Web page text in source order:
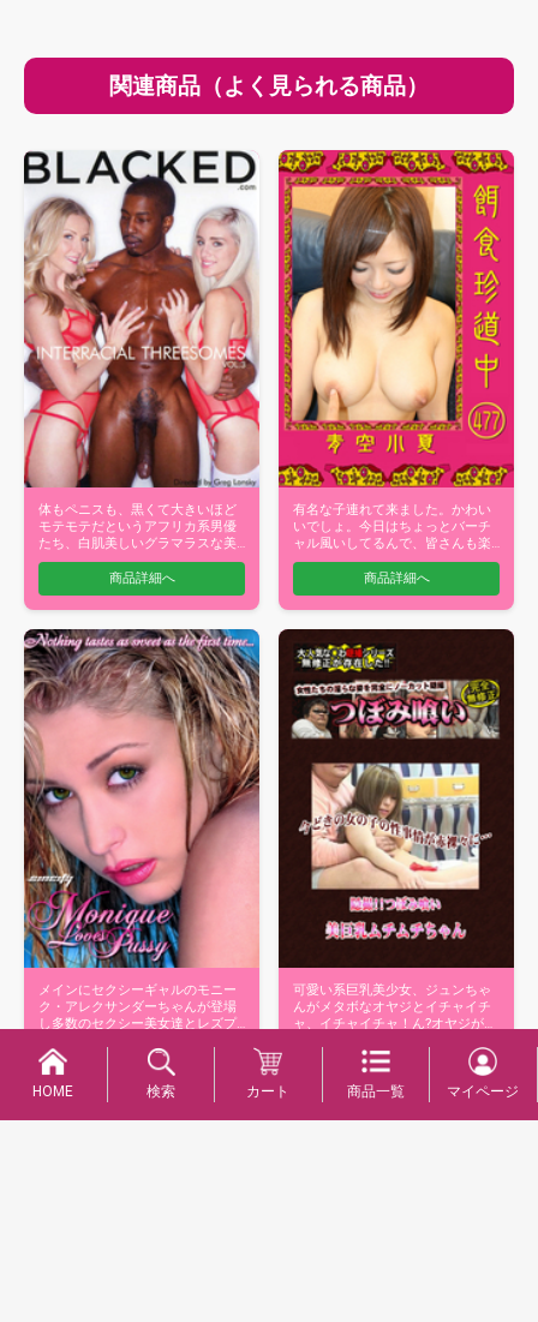
関連商品（よく見られる商品）
体もペニスも、黒くて大きいほど
モテモテだというアフリカ系男優
たち、白肌美しいグラマラスな美
女達が巨根…
商品詳細へ
有名な子連れて来ました。かわい
いでしょ。今日はちょっとバーチ
ャル風いしてるんで、皆さんも楽
しんでくだ…
商品詳細へ
メインにセクシーギャルのモニー
ク・アレクサンダーちゃんが登場
し多数のセクシー美女達とレズプ
商品詳細へ
可愛い系巨乳美少女、ジュンちゃ
んがメタボなオヤジとイチャイチ
ャ、イチャイチャ！ん?オヤジが羨
商品詳細へ
HOME 検索 カート 商品一覧 マイページ